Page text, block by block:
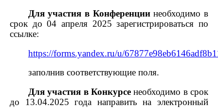
Для участия в Конференциинеобходимо в
срок до 04 апреля 2025 зарегистрироваться по
ссылке:
https://forms.yandex.ru/u/
заполнив соответствующие поля.
Для участия в Конкурсенеобходимо в срок
до 13.04.2025 года направить на электронный